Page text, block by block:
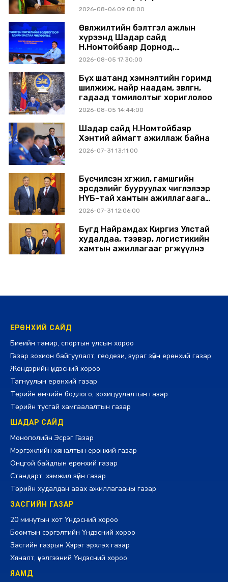
аймагт ажиллав
2026-08-06 09:08:00
Өвөлжилтийн бэлтгэл ажлын
хүрээнд Шадар сайд
Н.Номтойбаяр Дорнод,
Сүхбаатар аймагт ажиллав
2026-08-05 17:30:00
Бүх шатанд хэмнэлтийн горимд
шилжиж, найр наадам, зөвлөгөөн,
гадаад томилолтыг хориглолоо
2026-08-05 14:44:00
Шадар сайд Н.Номтойбаяр
Хэнтий аймагт ажиллаж байна
2026-07-31 13:11:00
Бүсчилсэн хөгжил, гамшгийн
эрсдэлийг бууруулах чиглэлээр
НҮБ-тай хамтын ажиллагаагаа
өргөжүүлэхээр санал солилцлоо
2026-07-31 12:06:00
Бүгд Найрамдах Киргиз Улстай
худалдаа, тээвэр, логистикийн
хамтын ажиллагааг өргөжүүлнэ
ЕРӨНХИЙ САЙД
Биеийн тамир, спортын улсын хороо
Газар зохион байгуулалт, геодези, зураг зүйн ерөнхий газар
Жендэрийн үндэсний хороо
Тагнуулын ерөнхий газар
Төрийн өмчийн бодлого, зохицуулалтын газар
Төрийн тусгай хамгаалалтын газар
ШАДАР САЙД
Монополийн Эсрэг Газар
Мэргэжлийн хяналтын ерөнхий газар
Онцгой байдлын ерөнхий газар
Стандарт, хэмжил зүйн газар
Төрийн худалдан авах ажиллагааны газар
ЗАСГИЙН ГАЗАР
20 минутын хот Үндэсний хороо
Боомтын сэргэлтийн Үндэсний хороо
Засгийн газрын Хэрэг эрхлэх газар
Хяналт, үнэлгээний Үндэсний хороо
ЯАМД